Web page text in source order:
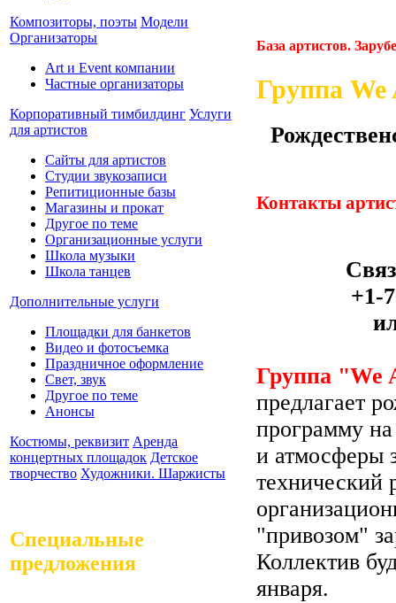
Композиторы, поэты Модели
Организаторы
Art и Event компании
Частные организаторы
Корпоративный тимбилдинг Услуги
для артистов
Сайты для артистов
Студии звукозаписи
Репитиционные базы
Магазины и прокат
Другое по теме
Организационные услуги
Школа музыки
Школа танцев
Дополнительные услуги
Площадки для банкетов
Видео и фотосъемка
Праздничное оформление
Свет, звук
Другое по теме
Анонсы
Костюмы, реквизит Аренда
концертных площадок Детское
творчество Художники. Шаржисты
Специальные
предложения
База артистов.
Группа We
Контакты
+1-
Группа "We
предлагает
программу
и атмосферы
технический
"привозом"
Коллектив
января.